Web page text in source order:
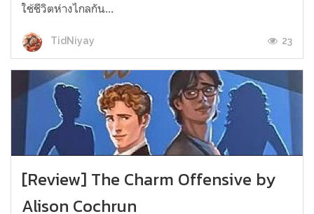
ใช้ชีวิตห่างไกลกัน...
TidNiyay 23
[Review] The Charm Offensive by
Alison Cochrun